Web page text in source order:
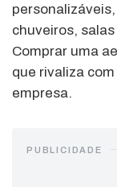
chuveiros,
Comprar uma
que rivaliza
empresa.
PUBLICIDADE